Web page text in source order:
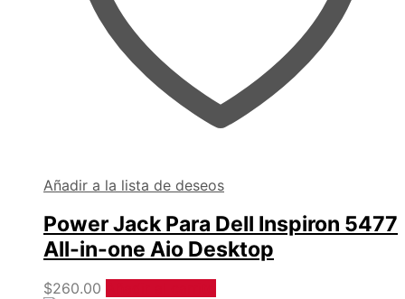
Añadir a la lista de deseos
Power Jack Para Dell Inspiron 5477
All-in-one Aio Desktop
$260.00